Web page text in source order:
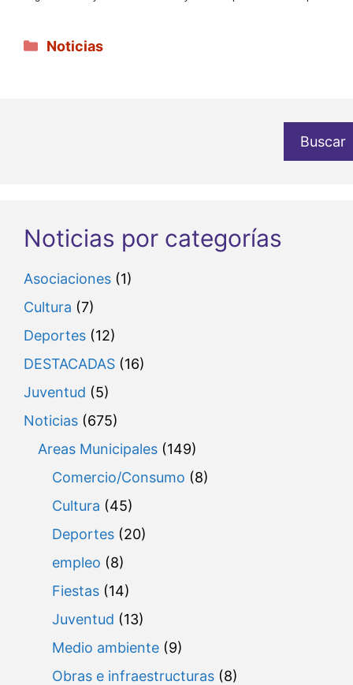
Categorías
Noticias
Buscar
Noticias por categorías
Asociaciones (1)
Cultura (7)
Deportes (12)
DESTACADAS (16)
Juventud (5)
Noticias (675)
Areas Municipales (149)
Comercio/Consumo (8)
Cultura (45)
Deportes (20)
empleo (8)
Fiestas (14)
Juventud (13)
Medio ambiente (9)
Obras e infraestructuras (8)